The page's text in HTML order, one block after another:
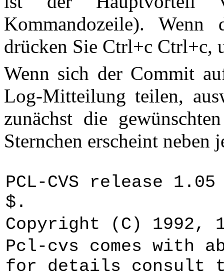
Kommandozeile).
drücken Sie Ctrl+c Ctrl+c,
Wenn sich der Commit
Log-Mitteilung teilen,
zunächst die
Sternchen erscheint neben
PCL-CVS release
$.
Copyright (C) 1992,
Pcl-cvs comes with
for details consult